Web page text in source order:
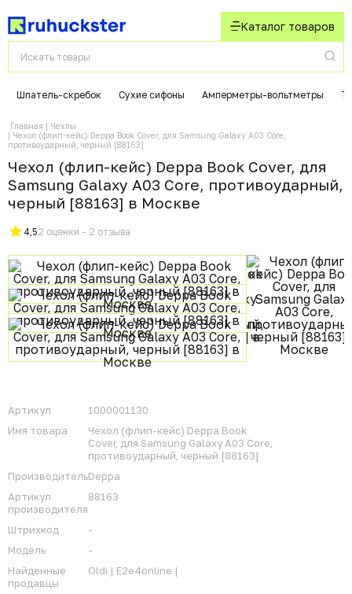
Каталог товаров
Шпатель-скребок Сухие сифоны Амперметры-вольтметры
Главная
Чехлы
Чехол (флип-кейс) Deppa Book Cover, для Samsung Galaxy A03 Core,
противоударный, черный [88163]
Чехол (флип-кейс) Deppa Book Cover, для
Samsung Galaxy A03 Core, противоударный,
черный [88163] в Москвe
4,52 оценки - 2 отзыва
Артикул
1000001130
Имя товара
Чехол (флип-кейс) Deppa Book
Cover, для Samsung Galaxy A03 Core,
противоударный, черный [88163]
ПроизводительDeppa
Артикул
производителя
88163
Штрихкод
-
Модель
-
Найденные
продавцы
Oldi | E2e4online |